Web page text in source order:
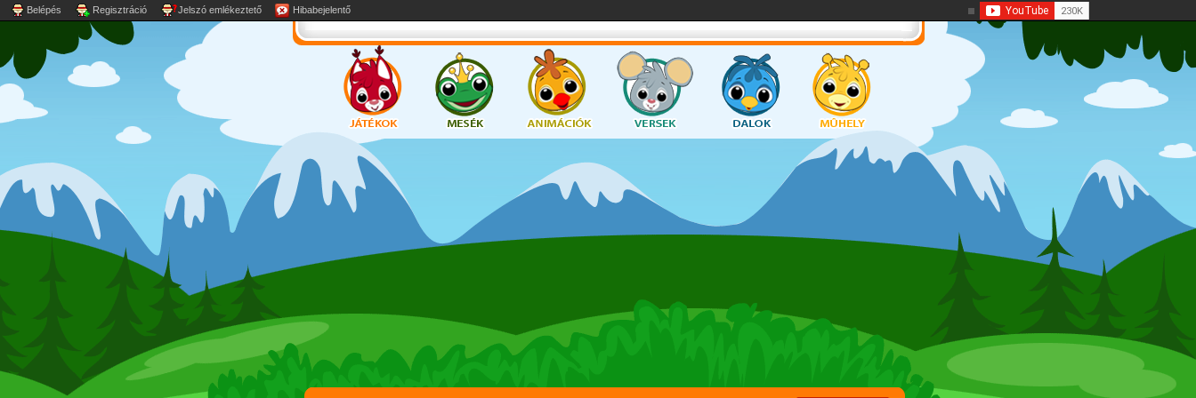
Belépés Regisztráció Jelszó emlékeztető Hibabejelentő